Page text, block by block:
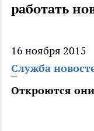
работать
16 ноября 2015
Служба
Откроются